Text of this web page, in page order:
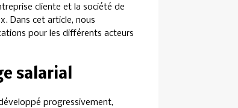
cliente et la société de
Dans cet article, nous
pour les différents acteurs
salarial
progressivement,